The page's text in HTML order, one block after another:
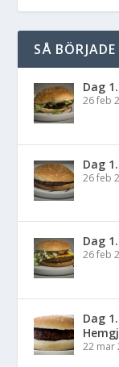
SÅ
Dag
26 feb
Dag
26 feb
Dag
26 feb
Dag
22 mar